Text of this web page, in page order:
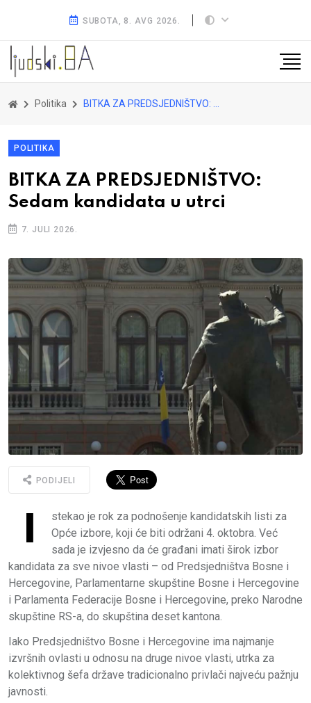
SUBOTA, 8. AVG 2026.
Politika BITKA ZA PREDSJEDNIŠTVO: Sedam kandidata u utrci
POLITIKA
BITKA ZA PREDSJEDNIŠTVO:
Sedam kandidata u utrci
7. JULI 2026.
PODIJELI
I
stekao je rok za podnošenje kandidatskih listi za
Opće izbore, koji će biti održani 4. oktobra. Već
sada je izvjesno da će građani imati širok izbor
kandidata za sve nivoe vlasti – od Predsjedništva Bosne i
Hercegovine, Parlamentarne skupštine Bosne i Hercegovine
i Parlamenta Federacije Bosne i Hercegovine, preko Narodne
skupštine RS-a, do skupština deset kantona.
Iako Predsjedništvo Bosne i Hercegovine ima najmanje
izvršnih ovlasti u odnosu na druge nivoe vlasti, utrka za
kolektivnog šefa države tradicionalno privlači najveću pažnju
javnosti.